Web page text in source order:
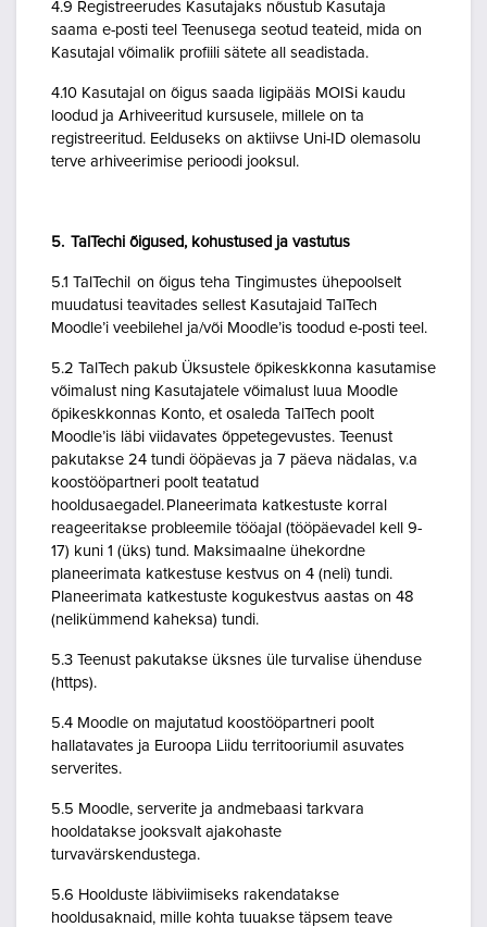
4.9 Registreerudes Kasutajaks nõustub Kasutaja
saama e-posti teel Teenusega seotud teateid, mida on
Kasutajal võimalik profiili sätete all seadistada.
4.10 Kasutajal on õigus saada ligipääs MOISi kaudu
loodud ja Arhiveeritud kursusele, millele on ta
registreeritud. Eelduseks on aktiivse Uni-ID olemasolu
terve arhiveerimise perioodi jooksul.
5. TalTechi õigused, kohustused ja vastutus
5.1 TalTechil on õigus teha Tingimustes ühepoolselt
muudatusi teavitades sellest Kasutajaid TalTech
Moodle’i veebilehel ja/või Moodle’is toodud e-posti teel.
5.2 TalTech pakub Üksustele õpikeskkonna kasutamise
võimalust ning Kasutajatele võimalust luua Moodle
õpikeskkonnas Konto, et osaleda TalTech poolt
Moodle’is läbi viidavates õppetegevustes. Teenust
pakutakse 24 tundi ööpäevas ja 7 päeva nädalas, v.a
koostööpartneri poolt teatatud
hooldusaegadel. Planeerimata katkestuste korral
reageeritakse probleemile tööajal (tööpäevadel kell 9-
17) kuni 1 (üks) tund. Maksimaalne ühekordne
planeerimata katkestuse kestvus on 4 (neli) tundi.
Planeerimata katkestuste kogukestvus aastas on 48
(nelikümmend kaheksa) tundi.
5.3 Teenust pakutakse üksnes üle turvalise ühenduse
(https).
5.4 Moodle on majutatud koostööpartneri poolt
hallatavates ja Euroopa Liidu territooriumil asuvates
serverites.
5.5 Moodle, serverite ja andmebaasi tarkvara
hooldatakse jooksvalt ajakohaste
turvavärskendustega.
5.6 Hoolduste läbiviimiseks rakendatakse
hooldusaknaid, mille kohta tuuakse täpsem teave